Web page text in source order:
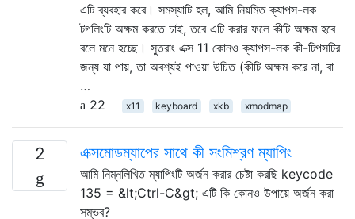
এটি ব্যবহার করে। সমস্যাটি হল, আমি নিয়মিত ক্যাপস-লক
টগলিংটি অক্ষম করতে চাই, তবে এটি করার ফলে কীটি অক্ষম হবে
বলে মনে হচ্ছে। সুতরাং এক্স 11 কোনও ক্যাপস-লক কী-টিপসটির
জন্য যা পায়, তা অবশ্যই পাওয়া উচিত (কীটি অক্ষম করে না, বা
…
22
x11 keyboard xkb xmodmap
2 এক্সমোডম্যাপের সাথে কী সংমিশ্রণ ম্যাপিং
আমি নিম্নলিখিত ম্যাপিংটি অর্জন করার চেষ্টা করছি keycode
135 = &lt;Ctrl-C&gt; এটি কি কোনও উপায়ে অর্জন করা
সম্ভব?